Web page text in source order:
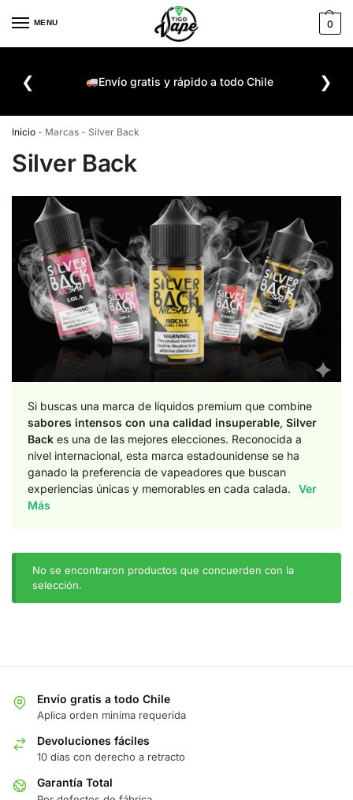
MENU 0
❮ Envío gratis y rápido a todo Chile ❯
Inicio - Marcas - Silver Back
Silver Back
Si buscas una marca de líquidos premium que combine
sabores intensos con una calidad insuperable, Silver
Back es una de las mejores elecciones. Reconocida a
nivel internacional, esta marca estadounidense se ha
ganado la preferencia de vapeadores que buscan
experiencias únicas y memorables en cada calada.
Ver
Más
No se encontraron productos que concuerden con la
selección.
Envío gratis a todo Chile
Aplica orden minima requerida
Devoluciones fáciles
10 días con derecho a retracto
Garantía Total